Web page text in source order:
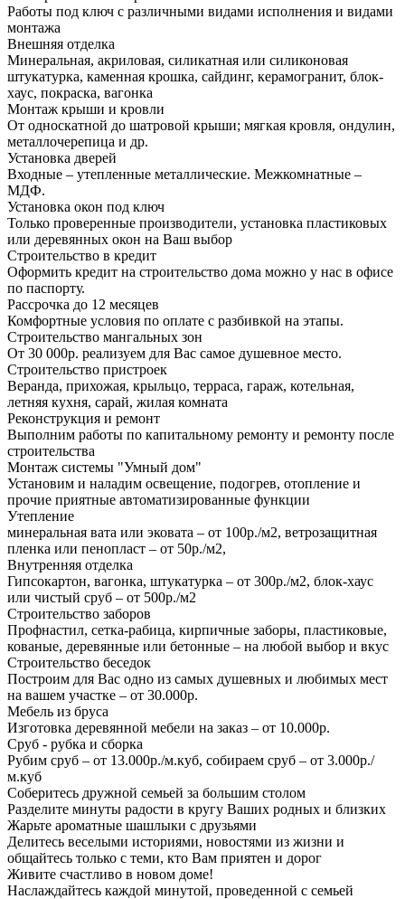
Работы под ключ с различными видами исполнения и видами
монтажа
Внешняя отделка
Минеральная, акриловая, силикатная или силиконовая
штукатурка, каменная крошка, сайдинг, керамогранит, блок-
хаус, покраска, вагонка
Монтаж крыши и кровли
От односкатной до шатровой крыши; мягкая кровля, ондулин,
металлочерепица и др.
Установка дверей
Входные – утепленные металлические. Межкомнатные –
МДФ.
Установка окон под ключ
Только проверенные производители, установка пластиковых
или деревянных окон на Ваш выбор
Строительство в кредит
Оформить кредит на строительство дома можно у нас в офисе
по паспорту.
Рассрочка до 12 месяцев
Комфортные условия по оплате с разбивкой на этапы.
Строительство мангальных зон
От 30 000р. реализуем для Вас самое душевное место.
Строительство пристроек
Веранда, прихожая, крыльцо, терраса, гараж, котельная,
летняя кухня, сарай, жилая комната
Реконструкция и ремонт
Выполним работы по капитальному ремонту и ремонту после
строительства
Монтаж системы "Умный дом"
Установим и наладим освещение, подогрев, отопление и
прочие приятные автоматизированные функции
Утепление
минеральная вата или эковата – от 100р./м2, ветрозащитная
пленка или пенопласт – от 50р./м2,
Внутренняя отделка
Гипсокартон, вагонка, штукатурка – от 300р./м2, блок-хаус
или чистый сруб – от 500р./м2
Строительство заборов
Профнастил, сетка-рабица, кирпичные заборы, пластиковые,
кованые, деревянные или бетонные – на любой выбор и вкус
Строительство беседок
Построим для Вас одно из самых душевных и любимых мест
на вашем участке – от 30.000р.
Мебель из бруса
Изготовка деревянной мебели на заказ – от 10.000р.
Сруб - рубка и сборка
Рубим сруб – от 13.000р./м.куб, собираем сруб – от 3.000р./
м.куб
Соберитесь дружной семьей за большим столом
Разделите минуты радости в кругу Ваших родных и близких
Жарьте ароматные шашлыки с друзьями
Делитесь веселыми историями, новостями из жизни и
общайтесь только с теми, кто Вам приятен и дорог
Живите счастливо в новом доме!
Наслаждайтесь каждой минутой, проведенной с семьей